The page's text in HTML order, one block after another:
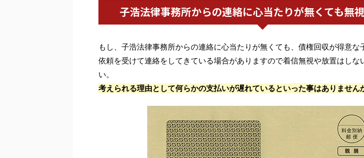
子浩法律事務所からの連絡に心当たりが無くても無
もし、子浩法律事務所からの連絡に心当たりが無くても、債権回収が得意な
依頼を受けて連絡をしてきている場合がありますので着信無視や放置はしな
い。
考えられる理由として何らかの支払いが遅れているといった事はありません